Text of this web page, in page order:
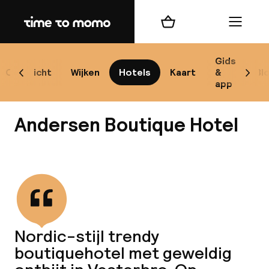
Home
Overzicht Wijken Hotels Kaart
Gids
&
app
Scroll naar links
Winkelmand Menu
Andersen Boutique Hotel
Nordic-stijl trendy
boutiquehotel met geweldig